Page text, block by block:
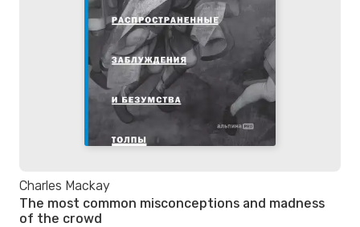
Charles Mackay
The most common misconceptions and madness
of the crowd